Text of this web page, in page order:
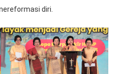
diri.